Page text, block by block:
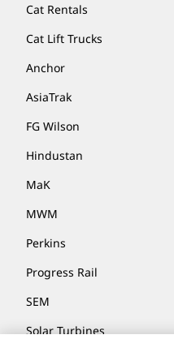
Cat Rentals
Cat Lift Trucks
Anchor
AsiaTrak
FG Wilson
Hindustan
MaK
MWM
Perkins
Progress Rail
SEM
Solar Turbines